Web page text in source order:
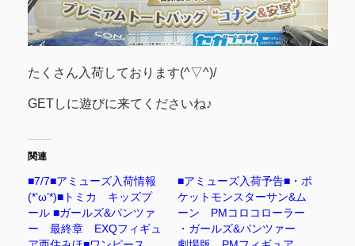
たくさん入荷しております(^▽^)/
GETしに遊びに来てくださいね♪
関連
■7/7■アミューズ入荷情報
(*’ω’*)■トミカ キッズプ
ール ■ガールズ&パンツァ
ー 最終章 EXQフィギュ
■アミューズ入荷予告■・ポ
ケットモンスターサン&ム
ーン PMコロコローラー
・ガールズ&パンツァー